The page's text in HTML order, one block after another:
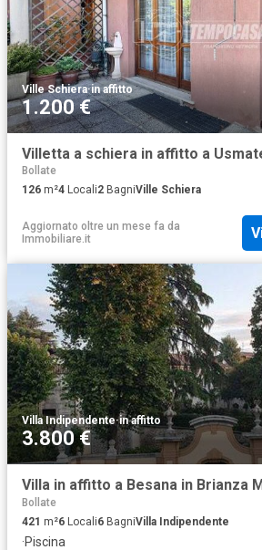
Ville Schiera·in affitto
1.200 €
Villetta a schiera in affitto a
Bollate
126 m²4 Locali2 BagniVille Schiera
Aggiornato oltre un mese fa da
Immobiliare.it
Villa Indipendente·in affitto
3.800 €
Villa in affitto a Besana in Brianza
Bollate
421 m²6 Locali6 BagniVilla Indipendente
·Piscina